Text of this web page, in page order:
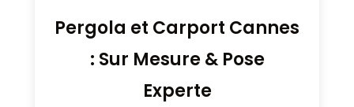
Pergola et Carport Cannes
: Sur Mesure & Pose
Experte